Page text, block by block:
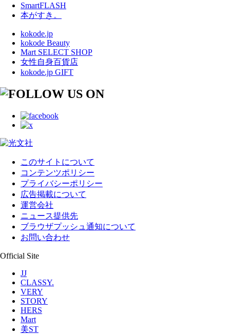
SmartFLASH
本がすき。
kokode.jp
kokode Beauty
Mart SELECT SHOP
女性自身百貨店
kokode.jp GIFT
このサイトについて
コンテンツポリシー
プライバシーポリシー
広告掲載について
運営会社
ニュース提供先
ブラウザプッシュ通知について
お問い合わせ
Official Site
JJ
CLASSY.
VERY
STORY
HERS
Mart
美ST